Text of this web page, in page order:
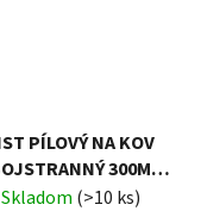
PÍLOVÝ NA KOV
300MM
24 ZUBOV NA PALEC
Skladom (>10 ks)